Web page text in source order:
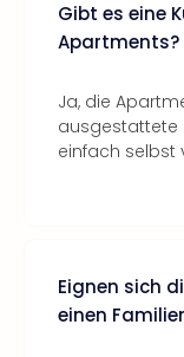
Gibt es eine
Apartments?
Ja, die
ausgestattete
einfach selbst
Eignen sich
einen